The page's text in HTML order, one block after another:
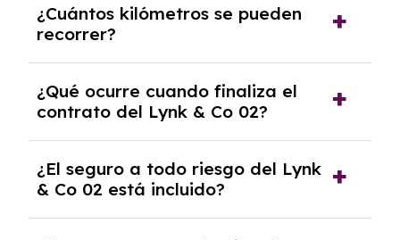
renting, que normalmente varía entre 2 y 5
años.
¿Cuántos kilómetros se pueden
recorrer?
contrato y puede variar entre 10,000 y
30,000 km anuales. Si excedes ese límite,
puede haber un cargo adicional.
¿Qué ocurre cuando finaliza el
contrato del Lynk & Co 02?
coche, renovarlo por uno nuevo o, en algunos
casos, comprarlo a un precio previamente
acordado.
¿El seguro a todo riesgo del Lynk
& Co 02 está incluido?